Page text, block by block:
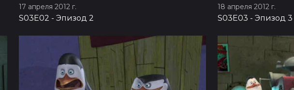
17 апреля 2012 г.
S03E02 - Эпизод 2
18 апреля 2012 г.
S03E03 - Эпизод 3